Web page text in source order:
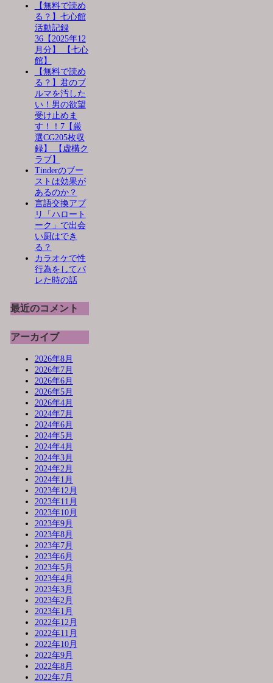
【無料で読め
る？】七心館
活動記録
36【2025年12
月分】 【七心
館】
【無料で読め
る？】君のブ
ルマを汚した
い！男の欲望
受け止めま
す！！7【厳
選CG205枚収
録】 【虚構ク
ラブ】
Tinderのブー
ストは効果が
あるのか？
言語交換アプ
リ「ハロート
ーク」で出会
い厨はでき
る？
カラオケで性
行為をしてバ
レた時の話
最近のコメント
アーカイブ
2026年8月
2026年7月
2026年6月
2026年5月
2026年4月
2024年7月
2024年6月
2024年5月
2024年4月
2024年3月
2024年2月
2024年1月
2023年12月
2023年11月
2023年10月
2023年9月
2023年8月
2023年7月
2023年6月
2023年5月
2023年4月
2023年3月
2023年2月
2023年1月
2022年12月
2022年11月
2022年10月
2022年9月
2022年8月
2022年7月